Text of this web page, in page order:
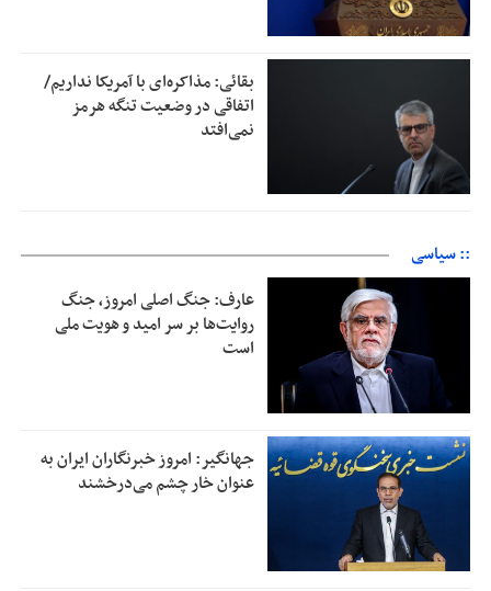
بقائی: مذاکره‌ای با آمریکا نداریم/
اتفاقی در وضعیت تنگه هرمز
نمی‌افتد
:: سیاسی
عارف: جنگ اصلی امروز، جنگ
روایت‌ها بر سر امید و هویت ملی
است
جهانگیر: امروز خبرنگاران ایران به
عنوان خار چشم می‌درخشند